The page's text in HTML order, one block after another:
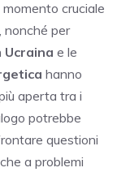
cruciale
, nonché per
Ucraina e le
hanno
aperta tra i
potrebbe
questioni
a problemi